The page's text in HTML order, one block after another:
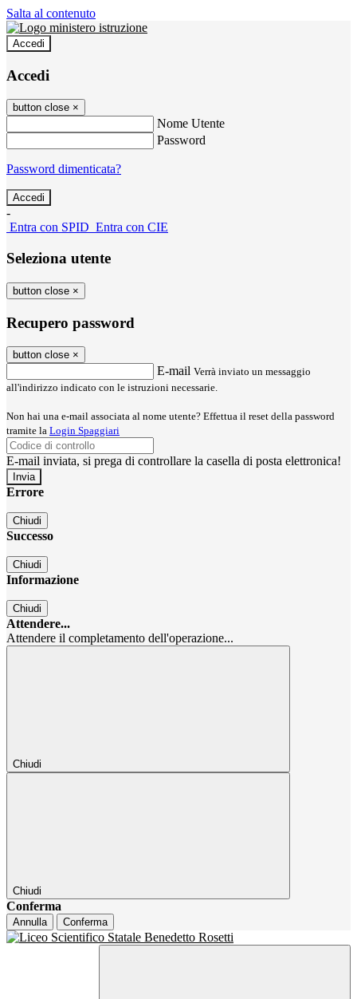
Salta al contenuto
Accedi
Accedi
button close ×
Nome Utente
Password
Password dimenticata?
-
Entra con SPID Entra con CIE
Seleziona utente
button close ×
Recupero password
button close ×
E-mail Verrà inviato un messaggio
all'indirizzo indicato con le istruzioni necessarie.
Non hai una e-mail associata al nome utente? Effettua il reset della password
tramite la Login Spaggiari
E-mail inviata, si prega di controllare la casella di posta elettronica!
Errore
Chiudi
Successo
Chiudi
Informazione
Chiudi
Attendere...
Attendere il completamento dell'operazione...
Chiudi
Chiudi
Conferma
Annulla Conferma